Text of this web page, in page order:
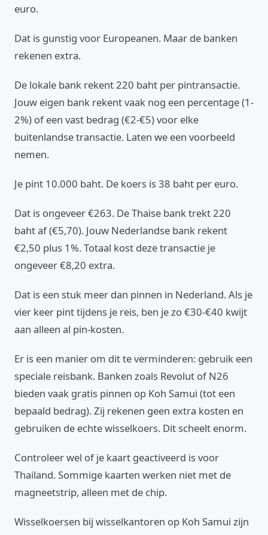
euro.
Dat is gunstig voor Europeanen. Maar de banken
rekenen extra.
De lokale bank rekent 220 baht per pintransactie.
Jouw eigen bank rekent vaak nog een percentage (1-
2%) of een vast bedrag (€2-€5) voor elke
buitenlandse transactie. Laten we een voorbeeld
nemen.
Je pint 10.000 baht. De koers is 38 baht per euro.
Dat is ongeveer €263. De Thaise bank trekt 220
baht af (€5,70). Jouw Nederlandse bank rekent
€2,50 plus 1%. Totaal kost deze transactie je
ongeveer €8,20 extra.
Dat is een stuk meer dan pinnen in Nederland. Als je
vier keer pint tijdens je reis, ben je zo €30-€40 kwijt
aan alleen al pin-kosten.
Er is een manier om dit te verminderen: gebruik een
speciale reisbank. Banken zoals Revolut of N26
bieden vaak gratis pinnen op Koh Samui (tot een
bepaald bedrag). Zij rekenen geen extra kosten en
gebruiken de echte wisselkoers. Dit scheelt enorm.
Controleer wel of je kaart geactiveerd is voor
Thailand. Sommige kaarten werken niet met de
magneetstrip, alleen met de chip.
Wisselkoersen bij wisselkantoren op Koh Samui zijn